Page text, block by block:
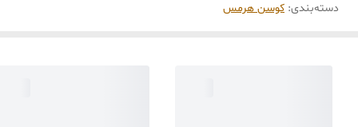
دسته‌بندی: کوسن هرمس